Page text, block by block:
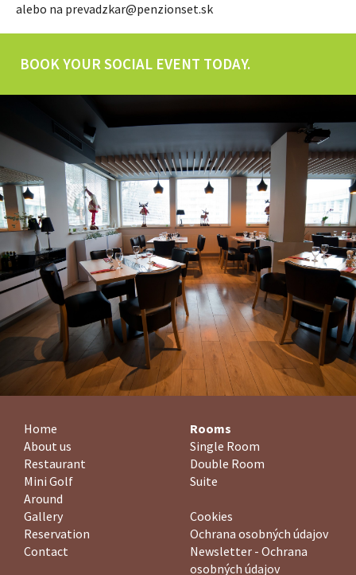
alebo na prevadzkar@penzionset.sk
BOOK YOUR SOCIAL EVENT TODAY.
Home
About us
Restaurant
Mini Golf
Around
Gallery
Reservation
Contact
Rooms
Single Room
Double Room
Suite
Cookies
Ochrana osobných údajov
Newsletter - Ochrana
osobných údajov